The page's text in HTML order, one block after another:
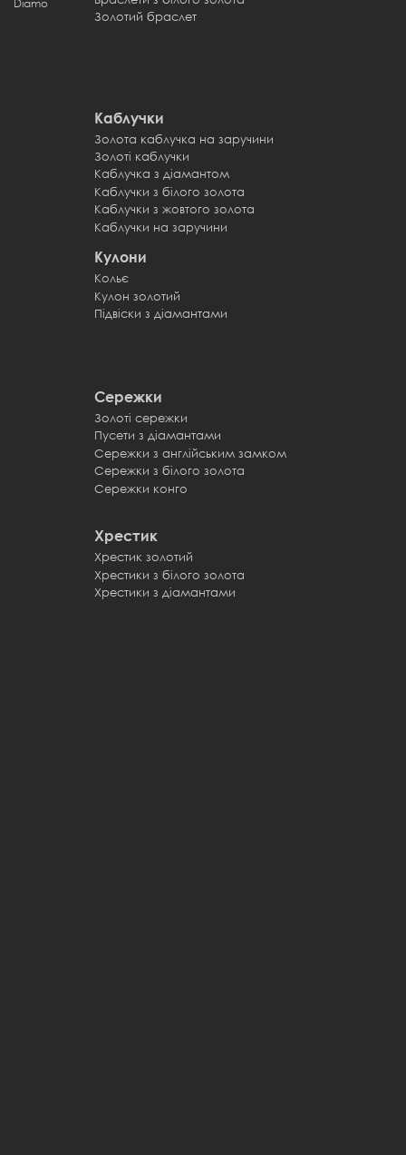
Diamo
Золотий браслет
Каблучки
Золота каблучка на заручини
Золоті каблучки
Каблучка з діамантом
Каблучки з білого золота
Каблучки з жовтого золота
Каблучки на заручини
Кулони
Кольє
Кулон золотий
Підвіски з діамантами
Сережки
Золоті сережки
Пусети з діамантами
Сережки з англійським замком
Сережки з білого золота
Сережки конго
Хрестик
Хрестик золотий
Хрестики з білого золота
Хрестики з діамантами